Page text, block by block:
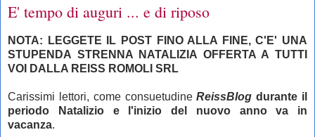
E' tempo di auguri ... e di riposo
NOTA: LEGGETE IL POST FINO ALLA FINE, C'E' UNA
STUPENDA STRENNA NATALIZIA OFFERTA A TUTTI
VOI DALLA REISS ROMOLI SRL
Carissimi lettori, come consuetudineReissBlogdurante il
periodo Natalizio e l'inizio del nuovo anno va in
vacanza.